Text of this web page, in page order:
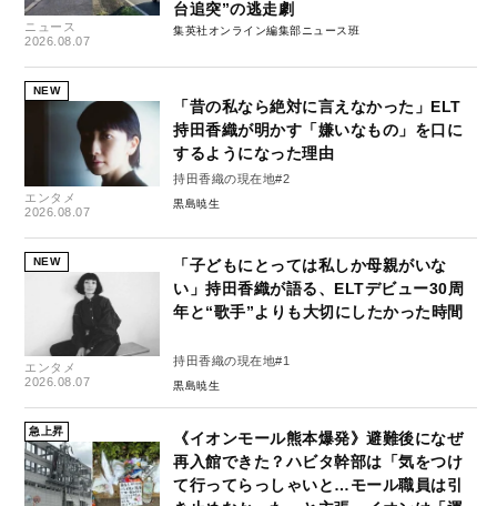
ニュース
2026.08.07
台追突”の逃走劇
集英社オンライン編集部ニュース班
NEW
エンタメ
2026.08.07
「昔の私なら絶対に言えなかった」ELT
持田香織が明かす「嫌いなもの」を口に
するようになった理由
持田香織の現在地#2
黒島暁生
NEW
エンタメ
2026.08.07
「子どもにとっては私しか母親がいな
い」持田香織が語る、ELTデビュー30周
年と“歌手”よりも大切にしたかった時間
持田香織の現在地#1
黒島暁生
急上昇
《イオンモール熊本爆発》避難後になぜ
再入館できた？ハビタ幹部は「気をつけ
て行ってらっしゃいと…モール職員は引